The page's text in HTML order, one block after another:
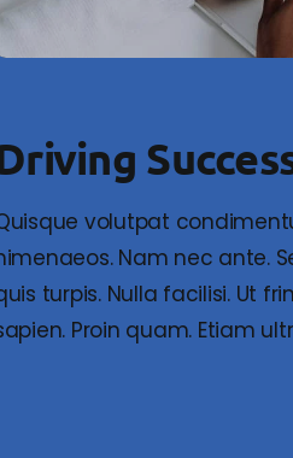
volutpat
Nam nec ante.
turpis. Nulla facilisi. Ut
Proin quam. Etiam